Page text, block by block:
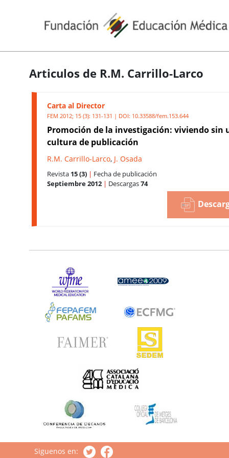
Articulos de R.M. Carrillo-Larco
Carta al Director
FEM 2012; 15 (3): 131-131 | DOI: 10.33588/fem.153.644
Promoción de la investigación: viviendo sin
cultura de publicación
R.M. Carrillo-Larco, J. Osada
Revista 15 (3) | Fecha de publicación
Septiembre 2012 | Descargas74
Siguenos en: